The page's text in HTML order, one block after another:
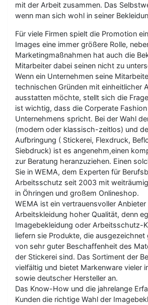
mit der Arbeit zusammen. Das
wenn man sich wohl in seiner
Für viele Firmen spielt die Promotion
Images eine immer größere Rolle,
Marketingmaßnahmen hat auch die
Mitarbeiter dabei seinen nicht zu
Wenn ein Unternehmen seine
technischen Gründen mit einheitlicher
ausstatten möchte, stellt sich die
ist wichtig, dass die Corperate
Unternehmens spricht. Bei der Wahl
(modern oder klassisch-zeitlos) und
Aufbringung ( Stickerei, Flexdruck,
Siebdruck) ist es angenehm,einen
zur Beratung heranzuziehen. Einen
Sie in WEMA, dem Experten für
Arbeitsschutz seit 2003 mit
in Öhringen und großem Onlineshop.
WEMA ist ein vertrauensvoller Anbieter
Arbeitskleidung hoher Qualität, denn
Imagebekleidung oder Arbeitsschutz-
liefern sie Produkte, die
von sehr guter Beschaffenheit des
der Stickerei sind. Das Sortiment der
vielfältig und bietet Markenware vieler
sowie deutscher Hersteller an.
Das Know-How und die jahrelange
Kunden die richtige Wahl der